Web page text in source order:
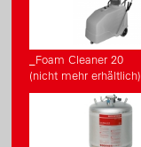
_Foam Cleaner 20
(nicht mehr erhältlich)